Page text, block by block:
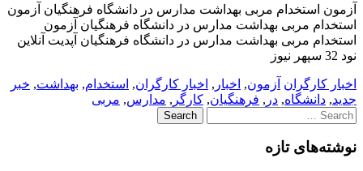
آزمون استخدام مربی بهداشت مدارس در دانشگاه فرهنگیان آزمون
استخدام مربی بهداشت مدارس در دانشگاه فرهنگیان آزمون
استخدام مربی بهداشت مدارس در دانشگاه فرهنگیان آپدیت آنلاین
نود 32 سپهر نیوز
اخبار کارگران آزمون, اخبار , اخبار کارگران, استخدام, بهداشت, خبر
جدید, دانشگاه, در , فرهنگیان, کارگر , مدارس, مربی
Search
for:
نوشته‌های تازه